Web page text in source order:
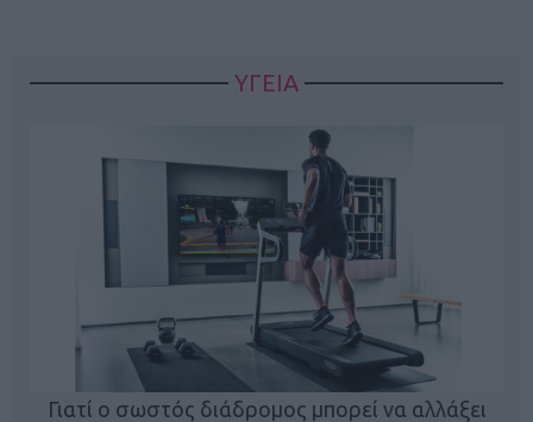
ΥΓΕΙΑ
Γιατί ο σωστός διάδρομος μπορεί να αλλάξει